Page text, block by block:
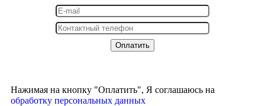
Нажимая на кнопку "Оплатить", Я соглашаюсь на
обработку персональных данных